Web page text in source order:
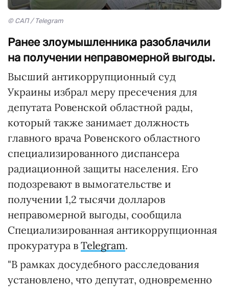
© САП / Telegram
Ранее злоумышленника разоблачили
на получении неправомерной выгоды.
Высший антикоррупционный суд
Украины избрал меру пресечения для
депутата Ровенской областной рады,
который также занимает должность
главного врача Ровенского областного
специализированного диспансера
радиационной защиты населения. Его
подозревают в вымогательстве и
получении 1,2 тысячи долларов
неправомерной выгоды, сообщила
Специализированная антикоррупционная
прокуратура в Telegram.
"В рамках досудебного расследования
установлено, что депутат, одновременно